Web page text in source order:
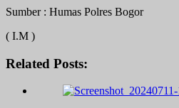
Sumber : Humas Polres Bogor
( I.M )
Related Posts: